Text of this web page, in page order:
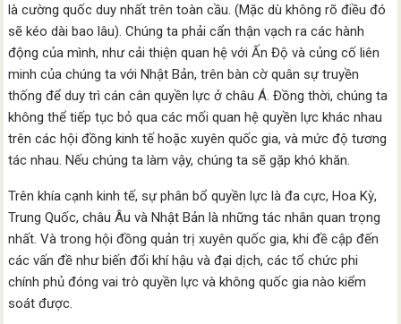
là cường quốc duy nhất trên toàn cầu. (Mặc dù không rõ điều đó
sẽ kéo dài bao lâu). Chúng ta phải cẩn thận vạch ra các hành
động của mình, như cải thiện quan hệ với Ấn Độ và củng cố liên
minh của chúng ta với Nhật Bản, trên bàn cờ quân sự truyền
thống để duy trì cán cân quyền lực ở châu Á. Đồng thời, chúng ta
không thể tiếp tục bỏ qua các mối quan hệ quyền lực khác nhau
trên các hội đồng kinh tế hoặc xuyên quốc gia, và mức độ tương
tác nhau. Nếu chúng ta làm vậy, chúng ta sẽ gặp khó khăn.
Trên khía cạnh kinh tế, sự phân bổ quyền lực là đa cực, Hoa Kỳ,
Trung Quốc, châu Âu và Nhật Bản là những tác nhân quan trọng
nhất. Và trong hội đồng quản trị xuyên quốc gia, khi đề cập đến
các vấn đề như biến đổi khí hậu và đại dịch, các tổ chức phi
chính phủ đóng vai trò quyền lực và không quốc gia nào kiểm
soát được.